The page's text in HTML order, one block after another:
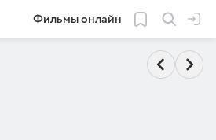
Фильмы онлайн